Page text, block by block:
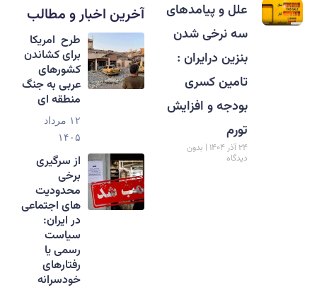
علل و پیامدهای
سه نرخی شدن
بنزین درایران :
تامین کسری
بودجه و افزایش
تورم
۲۴ آذر ۱۴۰۴
بدون
دیدگاه
آخرین اخبار و مطالب
طرح امریکا
برای کشاندن
کشورهای
عربی به جنگ
منطقه ای
۱۲ مرداد
۱۴۰۵
از سرگیری
برخی
محدودیت
های اجتماعی
در ایران:
سیاست
رسمی یا
رفتارهای
خودسرانه